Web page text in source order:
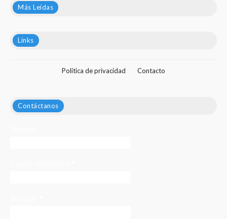
Más Leídas
Links
Política de privacidad Contacto
Contáctanos